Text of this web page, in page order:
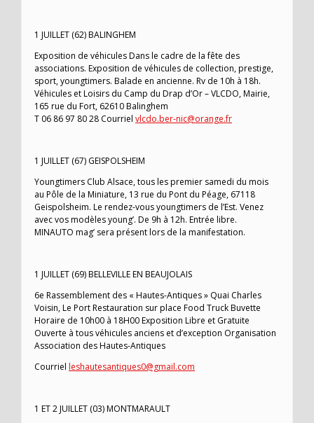
1 JUILLET (62) BALINGHEM
Exposition de véhicules Dans le cadre de la fête des
associations. Exposition de véhicules de collection, prestige,
sport, youngtimers. Balade en ancienne. Rv de 10h à 18h.
Véhicules et Loisirs du Camp du Drap d’Or – VLCDO, Mairie,
165 rue du Fort, 62610 Balinghem
T 06 86 97 80 28 Courriel vlcdo.ber-nic@orange.fr
1 JUILLET (67) GEISPOLSHEIM
Youngtimers Club Alsace, tous les premier samedi du mois
au Pôle de la Miniature, 13 rue du Pont du Péage, 67118
Geispolsheim. Le rendez-vous youngtimers de l’Est. Venez
avec vos modèles young’. De 9h à 12h. Entrée libre.
MINAUTO mag’ sera présent lors de la manifestation.
1 JUILLET (69) BELLEVILLE EN BEAUJOLAIS
6e Rassemblement des « Hautes-Antiques » Quai Charles
Voisin, Le Port Restauration sur place Food Truck Buvette
Horaire de 10h00 à 18H00 Exposition Libre et Gratuite
Ouverte à tous véhicules anciens et d’exception Organisation
Association des Hautes-Antiques
Courriel leshautesantiques0@gmail.com
1 ET 2 JUILLET (03) MONTMARAULT